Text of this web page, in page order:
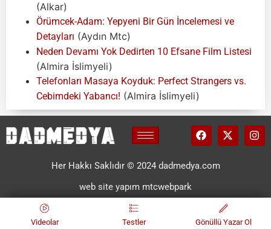
(Alkar)
Örümcek-Adam: Yepyeni Bir Gün İncelemesi ve
Detayları (Aydın Mtc)
Neden Devamı Yok Dedirten 10 Efsane Film Listesi
(Almira İslimyeli)
Telefonları Masaya Koyduk: Perfect Strangers vs.
Cebimdeki Yabancı! (Almira İslimyeli)
Her Hakkı Saklıdır © 2024 dadmedya.com
web site yapım mtcwebpark
Videolar Testler Gönüllü Yazar Ol